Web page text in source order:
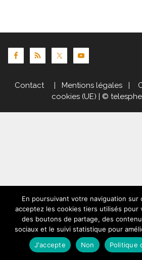
Contact| Mentions légales |
cookies (UE) | ©
En poursuivant votre naviguation sur
acceptez les cookies tiers utilisés pour
des boutons de partage, des
sociaux et le suivi statistique pour
J'accepte
Non Politique